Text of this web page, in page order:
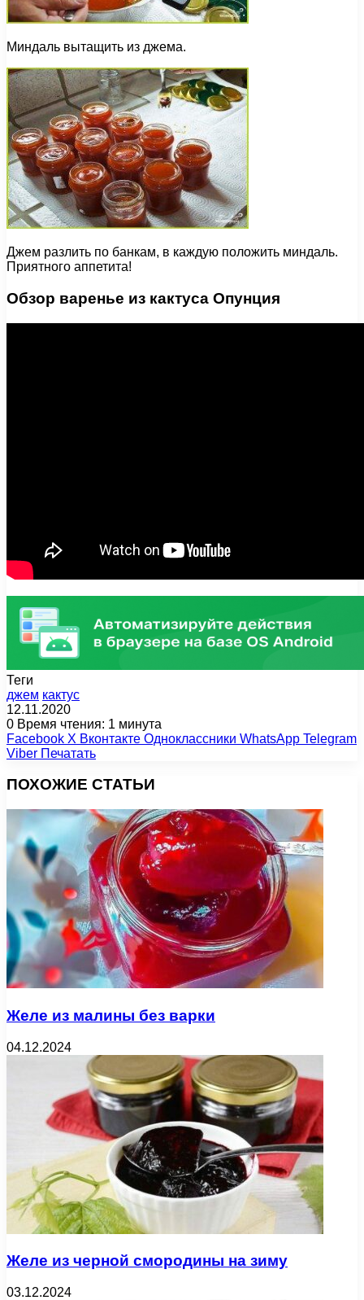
Миндаль вытащить из джема.
Джем разлить по банкам, в каждую положить миндаль.
Приятного аппетита!
Обзор варенье из кактуса Опунция
Теги
джем кактус
12.11.2020
0 Время чтения: 1 минута
Facebook X Вконтакте Одноклассники WhatsApp Telegram
Viber Печатать
ПОХОЖИЕ СТАТЬИ
Желе из малины без варки
04.12.2024
Желе из черной смородины на зиму
03.12.2024